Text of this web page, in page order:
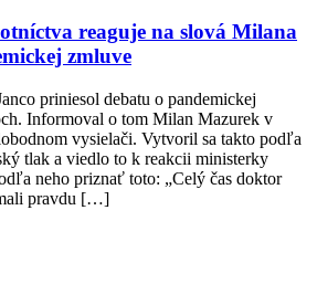
reaguje na slová Milana
zmluve
priniesol debatu o pandemickej
Informoval o tom Milan Mazurek v
vysielači. Vytvoril sa takto podľa
tlak a viedlo to k reakcii ministerky
neho priznať toto: „Celý čas doktor
pravdu […]